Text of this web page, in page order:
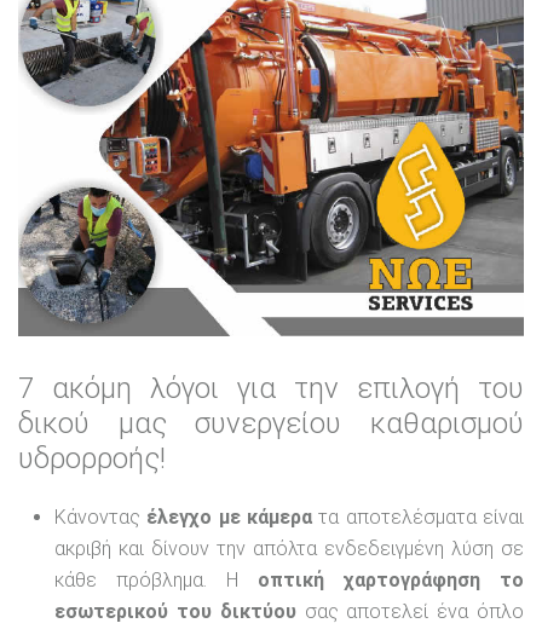
7 ακόμη λόγοι για την επιλογή του
δικού μας συνεργείου καθαρισμού
υδρορροής!
Κάνοντας έλεγχο με κάμερα τα αποτελέσματα είναι
ακριβή και δίνουν την απόλτα ενδεδειγμένη λύση σε
κάθε πρόβλημα. Η οπτική χαρτογράφηση το
εσωτερικού του δικτύουσας αποτελεί ένα όπλο